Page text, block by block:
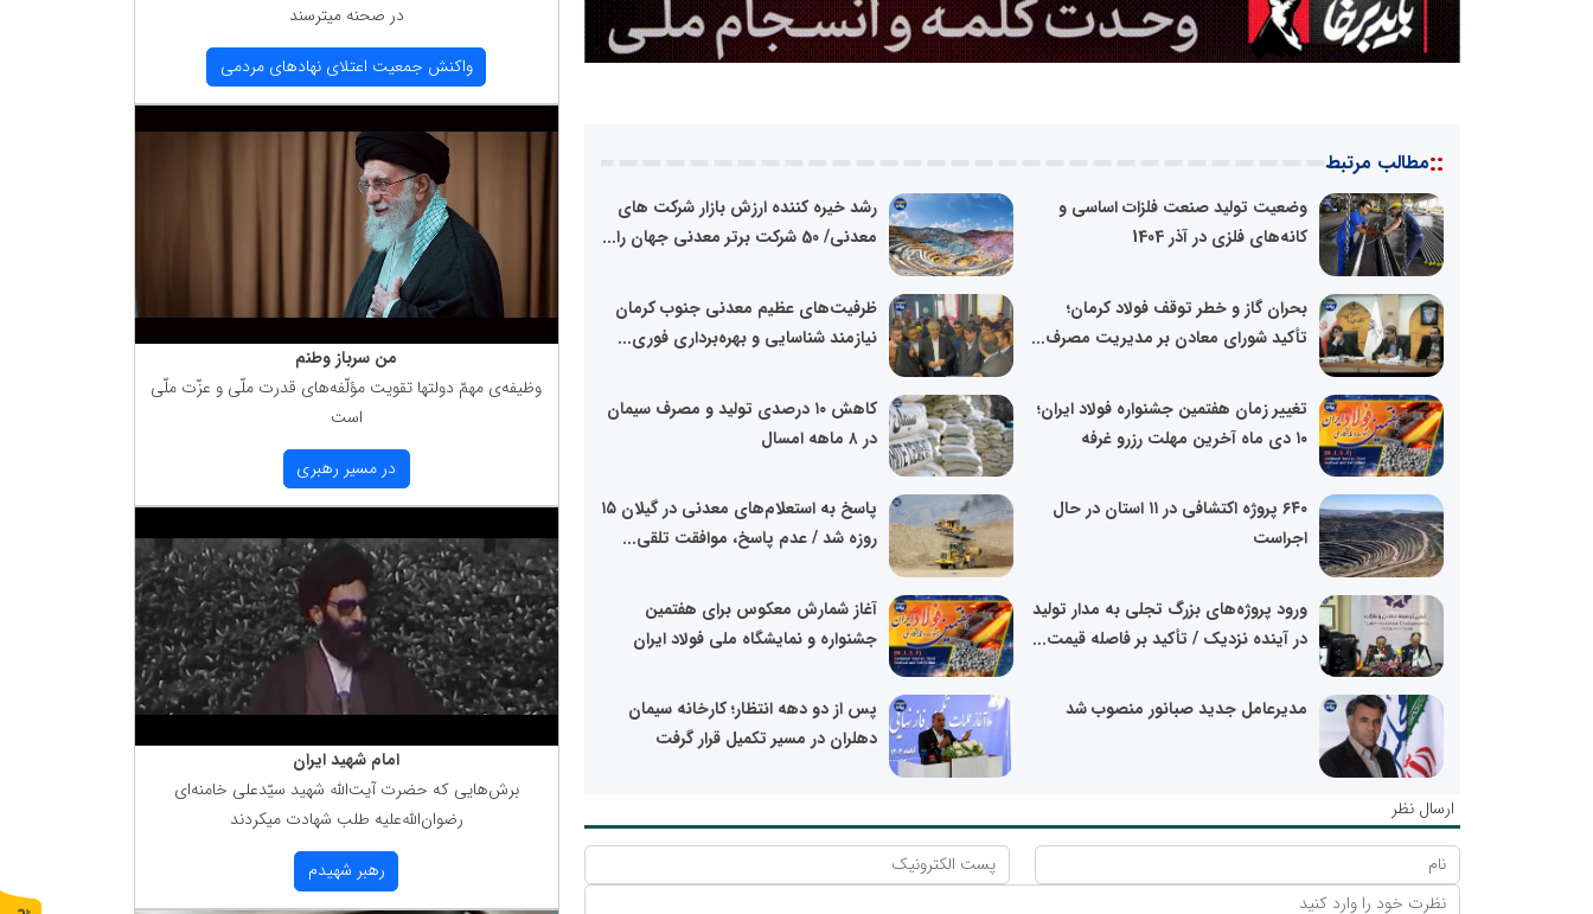
::مطالب مرتبط
وضعیت تولید صنعت فلزات اساسی و
کانه‌های فلزی در آذر 1404
رشد خیره کننده ارزش بازار شرکت های
معدنی/ 50 شرکت برتر معدنی جهان را...
بحران گاز و خطر توقف فولاد کرمان؛
تأکید شورای معادن بر مدیریت مصرف...
ظرفیت‌های عظیم معدنی جنوب کرمان
نیازمند شناسایی و بهره‌برداری فوری...
تغییر زمان هفتمین جشنواره فولاد ایران؛
۱۰ دی ماه آخرین مهلت رزرو غرفه
کاهش ۱۰ درصدی تولید و مصرف سیمان
در ۸ ماهه امسال
۶۴۰ پروژه اکتشافی در ۱۱ استان در حال
اجراست
پاسخ به استعلام‌های معدنی در گیلان ۱۵
روزه شد / عدم پاسخ، موافقت تلقی...
ورود پروژه‌های بزرگ تجلی به مدار تولید
در آینده نزدیک / تأکید بر فاصله قیمت...
آغاز شمارش معکوس برای هفتمین
جشنواره و نمایشگاه ملی فولاد ایران
مدیرعامل جدید صبانور منصوب شد
پس از دو دهه انتظار؛ کارخانه سیمان
دهلران در مسیر تکمیل قرار گرفت
ارسال نظر
در صحنه میترسند
واكنش جمعیت اعتلای نهادهای مردمی
من سرباز وطنم
وظیفه‌ی مهمّ دولتها تقویت مؤلّفه‌های قدرت ملّی و عزّت ملّی
است
در مسیر رهبری
امام شهید ایران
برش‌هایی كه حضرت آیت‌الله شهید سیّدعلی خامنه‌ای
رضوان‌الله‌علیه طلب شهادت میكردند
رهبر شهیدم